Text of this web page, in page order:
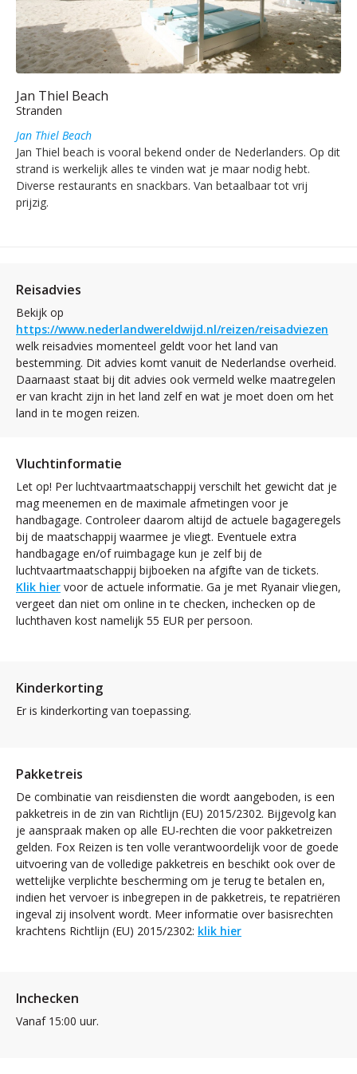
Jan Thiel Beach
Stranden
Jan Thiel Beach
Jan Thiel beach is vooral bekend onder de Nederlanders. Op dit
strand is werkelijk alles te vinden wat je maar nodig hebt.
Diverse restaurants en snackbars. Van betaalbaar tot vrij
prijzig.
Reisadvies
Bekijk op
https://www.nederlandwereldwijd.nl/reizen/reisadviezen
welk reisadvies momenteel geldt voor het land van
bestemming. Dit advies komt vanuit de Nederlandse overheid.
Daarnaast staat bij dit advies ook vermeld welke maatregelen
er van kracht zijn in het land zelf en wat je moet doen om het
land in te mogen reizen.
Vluchtinformatie
Let op! Per luchtvaartmaatschappij verschilt het gewicht dat je
mag meenemen en de maximale afmetingen voor je
handbagage. Controleer daarom altijd de actuele bagageregels
bij de maatschappij waarmee je vliegt. Eventuele extra
handbagage en/of ruimbagage kun je zelf bij de
luchtvaartmaatschappij bijboeken na afgifte van de tickets.
Klik hier voor de actuele informatie. Ga je met Ryanair vliegen,
vergeet dan niet om online in te checken, inchecken op de
luchthaven kost namelijk 55 EUR per persoon.
Kinderkorting
Er is kinderkorting van toepassing.
Pakketreis
De combinatie van reisdiensten die wordt aangeboden, is een
pakketreis in de zin van Richtlijn (EU) 2015/2302. Bijgevolg kan
je aanspraak maken op alle EU-rechten die voor pakketreizen
gelden. Fox Reizen is ten volle verantwoordelijk voor de goede
uitvoering van de volledige pakketreis en beschikt ook over de
wettelijke verplichte bescherming om je terug te betalen en,
indien het vervoer is inbegrepen in de pakketreis, te repatriëren
ingeval zij insolvent wordt. Meer informatie over basisrechten
krachtens Richtlijn (EU) 2015/2302: klik hier
Inchecken
Vanaf 15:00 uur.